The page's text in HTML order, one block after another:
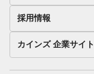
採用情報
カインズ 企業サイト